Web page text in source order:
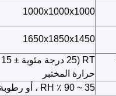
1000x1000x1000
1650x1850x1450
RT (25 درجة مئوية ±
حرارة المختبر
35 ~ 90 ٪ RH ، أو رطوبة مختبر